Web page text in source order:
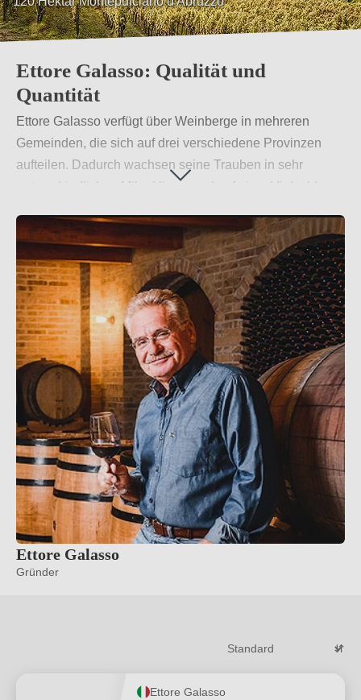
Ettore Galasso: Qualität und
Quantität
Ettore Galasso verfügt über Weinberge in mehreren
Gemeinden, die sich auf drei verschiedene Provinzen
aufteilen. Dadurch wachsen seine Trauben in sehr
unterschiedlichen Mikroklimas und auf einer Vielzahl von
Rebsorten und den Geschmacksvarianten seiner Weine.
Sein Weinsortiment umfasst sowohl typisch regionale
Spezialitäten als auch international vertretene Klassiker.
Weiterlesen→
Ettore Galasso
Gründer
Ettore Galasso